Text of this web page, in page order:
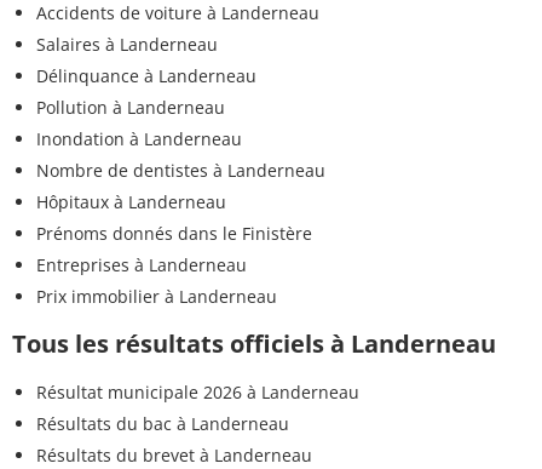
Accidents de voiture à Landerneau
Salaires à Landerneau
Délinquance à Landerneau
Pollution à Landerneau
Inondation à Landerneau
Nombre de dentistes à Landerneau
Hôpitaux à Landerneau
Prénoms donnés dans le Finistère
Entreprises à Landerneau
Prix immobilier à Landerneau
Tous les résultats officiels à Landerneau
Résultat municipale 2026 à Landerneau
Résultats du bac à Landerneau
Résultats du brevet à Landerneau